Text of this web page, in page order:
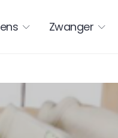
Zwanger